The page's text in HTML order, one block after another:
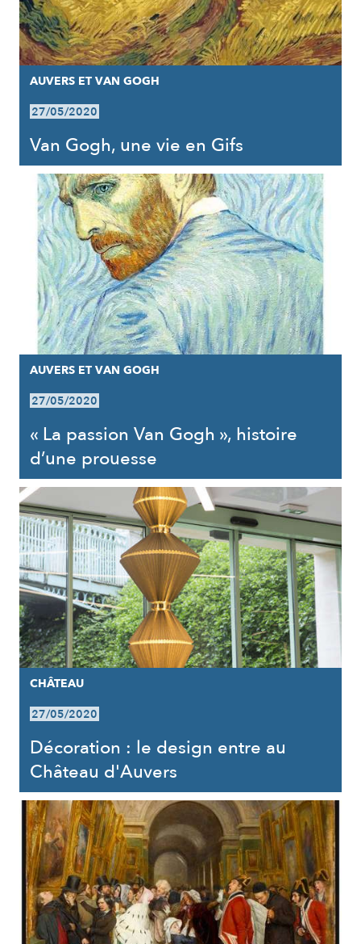
AUVERS ET VAN GOGH
27/05/2020
Van Gogh, une vie en Gifs
AUVERS ET VAN GOGH
27/05/2020
« La passion Van Gogh », histoire
d’une prouesse
CHÂTEAU
27/05/2020
Décoration : le design entre au
Château d'Auvers